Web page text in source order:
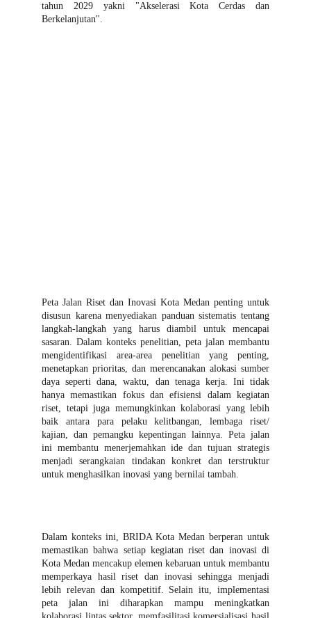
tahun 2029 yakni "Akselerasi Kota Cerdas dan
Berkelanjutan".
Peta Jalan Riset dan Inovasi Kota Medan penting untuk
disusun karena menyediakan panduan sistematis tentang
langkah-langkah yang harus diambil untuk mencapai
sasaran. Dalam konteks penelitian, peta jalan membantu
mengidentifikasi area-area penelitian yang penting,
menetapkan prioritas, dan merencanakan alokasi sumber
daya seperti dana, waktu, dan tenaga kerja. Ini tidak
hanya memastikan fokus dan efisiensi dalam kegiatan
riset, tetapi juga memungkinkan kolaborasi yang lebih
baik antara para pelaku kelitbangan, lembaga riset/
kajian, dan pemangku kepentingan lainnya. Peta jalan
ini membantu menerjemahkan ide dan tujuan strategis
menjadi serangkaian tindakan konkret dan terstruktur
untuk menghasilkan inovasi yang bernilai tambah.
Dalam konteks ini, BRIDA Kota Medan berperan untuk
memastikan bahwa setiap kegiatan riset dan inovasi di
Kota Medan mencakup elemen kebaruan untuk membantu
memperkaya hasil riset dan inovasi sehingga menjadi
lebih relevan dan kompetitif. Selain itu, implementasi
peta jalan ini diharapkan mampu meningkatkan